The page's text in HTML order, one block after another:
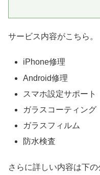
サービス内容がこちら。
iPhone修理
Android修理
スマホ設定サポート
ガラスコーティング
ガラスフィルム
防水検査
さらに詳しい内容は下の